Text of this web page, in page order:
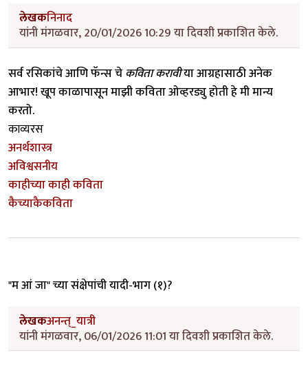
लेखकनिनाद
यांनी मंगळवार, 20/01/2026 10:29 या दिवशी प्रकाशित केले.
सर्व रसिकांचे आणि फॅन्स चेकविता करावीया आग्रहासाठी अनेक
आभार! खूप काळापासून माझी कविता ओव्हरड्यु होती हे मी मान्य
करतो.
काव्यरस
अनर्थशास्त्र
अविश्वसनीय
काहीच्या काही कविता
कैच्याकैकविता
"म आं जा" च्या संक्षेपांची यादी-भाग (१)?
लेखकअनन्त्_यात्री
यांनी मंगळवार, 06/01/2026 11:01 या दिवशी प्रकाशित केले.